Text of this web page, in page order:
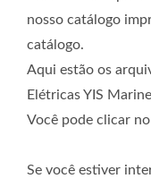
nosso catálogo
catálogo.
Aqui estão os
Elétricas YIS
Você pode clicar
Se você estiver